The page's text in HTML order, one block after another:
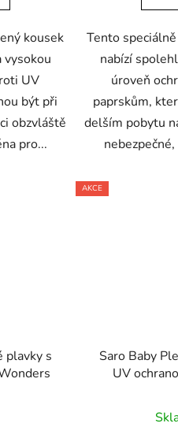
kousek
vysokou
UV
být při
obzvláště
pro...
Tento
nabízí
úroveň
paprskům,
delším pobytu
plavky s
AKCE
Saro Baby
UV